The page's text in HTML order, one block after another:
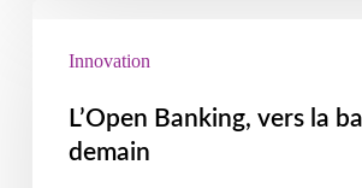
Innovation
L’Open Banking, vers la
demain